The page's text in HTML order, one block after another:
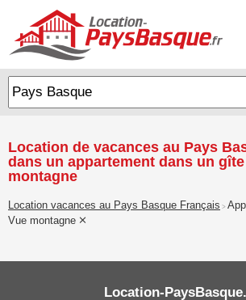
Location de vacances au Pays
dans un appartement dans un
montagne
Location vacances au Pays Basque Français >
Vue montagne
Location-